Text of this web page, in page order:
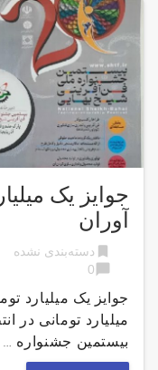
جوایز یک
آوران
bookmark دسته‌بندی نشده
chat_bubble
0
جوایز یک میلیارد
میلیارد تومانی در
بیستمین جشنواره …